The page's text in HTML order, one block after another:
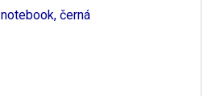
notebook, černá